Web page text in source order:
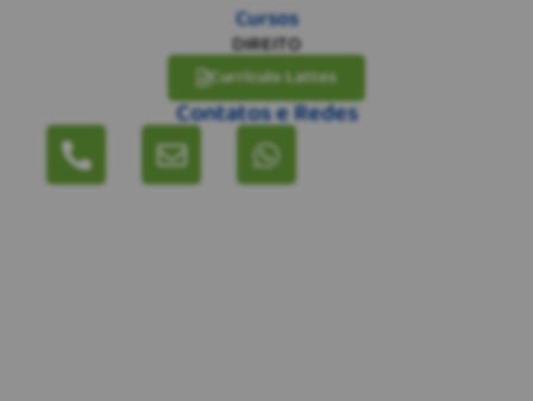
Cursos
DIREITO
Currículo Lattes
Contatos e Redes